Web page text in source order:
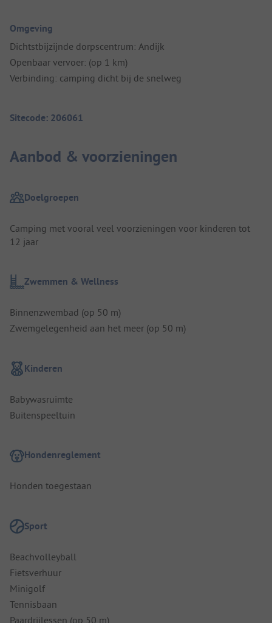
Omgeving
Dichtstbijzijnde dorpscentrum: Andijk
Openbaar vervoer: (op 1 km)
Verbinding: camping dicht bij de snelweg
Sitecode: 206061
Aanbod & voorzieningen
Doelgroepen
Camping met vooral veel voorzieningen voor kinderen tot
12 jaar
Zwemmen & Wellness
Binnenzwembad (op 50 m)
Zwemgelegenheid aan het meer (op 50 m)
Kinderen
Babywasruimte
Buitenspeeltuin
Hondenreglement
Honden toegestaan
Sport
Beachvolleyball
Fietsverhuur
Minigolf
Tennisbaan
Paardrijlessen (op 50 m)